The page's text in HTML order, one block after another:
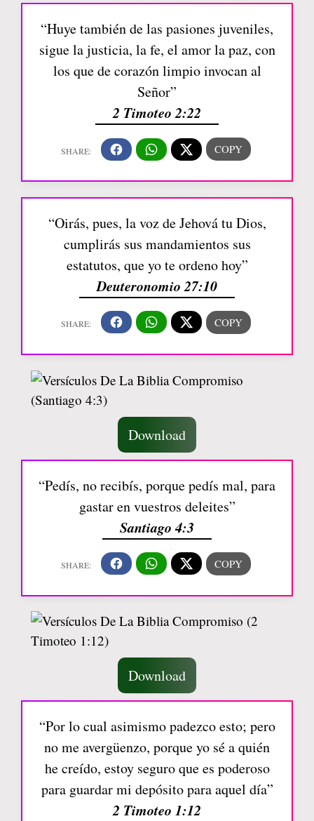
“Huye también de las pasiones juveniles,
sigue la justicia, la fe, el amor la paz, con
los que de corazón limpio invocan al
Señor”
2 Timoteo 2:22
“Oirás, pues, la voz de Jehová tu Dios,
cumplirás sus mandamientos sus
estatutos, que yo te ordeno hoy”
Deuteronomio 27:10
Download
“Pedís, no recibís, porque pedís mal, para
gastar en vuestros deleites”
Santiago 4:3
Download
“Por lo cual asimismo padezco esto; pero
no me avergüenzo, porque yo sé a quién
he creído, estoy seguro que es poderoso
para guardar mi depósito para aquel día”
2 Timoteo 1:12